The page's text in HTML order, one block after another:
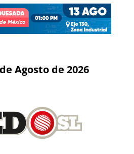
Agosto de 2026